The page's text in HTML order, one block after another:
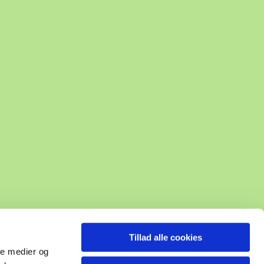
medier og
Tillad alle cookies